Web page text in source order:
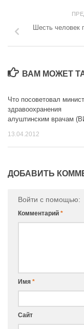
Шесть человек
ВАМ МОЖЕТ
Что посоветовал
здравоохранения
алуштинским врачам
13.04.2012
ДОБАВИТЬ
Войти с помощью:
Комментарий *
Имя *
Сайт